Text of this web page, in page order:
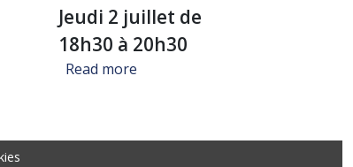
Jeudi 2 juillet de
18h30 à 20h30
Read moreabout Signature "Un voyage